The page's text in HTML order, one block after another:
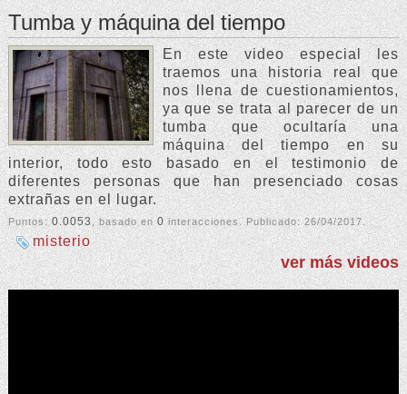
Tumba y máquina del tiempo
En este video especial les
traemos una historia real que
nos llena de cuestionamientos,
ya que se trata al parecer de un
tumba que ocultaría una
máquina del tiempo en su
interior, todo esto basado en el testimonio de
diferentes personas que han presenciado cosas
extrañas en el lugar.
Puntos:0.0053, basado en0interacciones. Publicado:26/04/2017.
misterio
ver más videos